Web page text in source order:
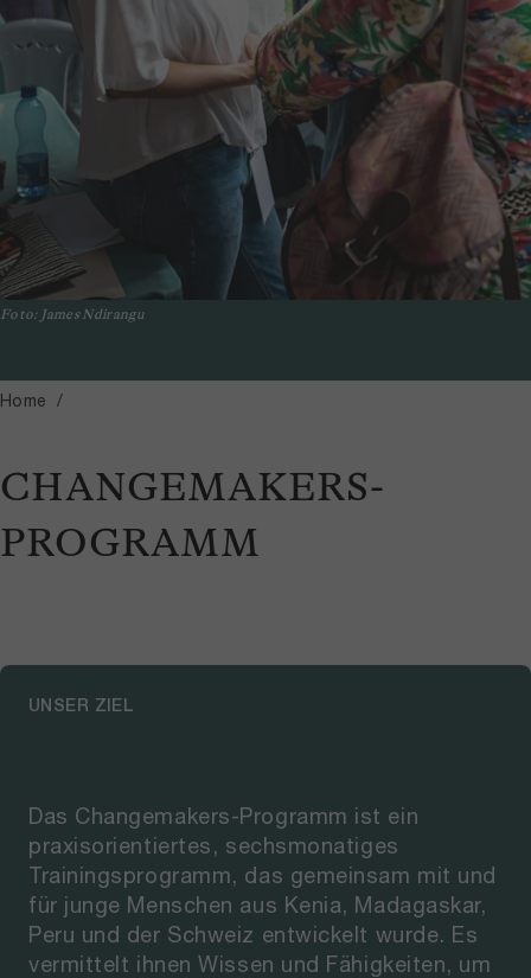
Foto: James Ndirangu
Home
CHANGEMAKERS-
PROGRAMM
UNSER ZIEL
Das Changemakers-Programm ist ein
praxisorientiertes, sechsmonatiges
Trainingsprogramm, das gemeinsam mit und
für junge Menschen aus Kenia, Madagaskar,
Peru und der Schweiz entwickelt wurde. Es
vermittelt ihnen Wissen und Fähigkeiten, um